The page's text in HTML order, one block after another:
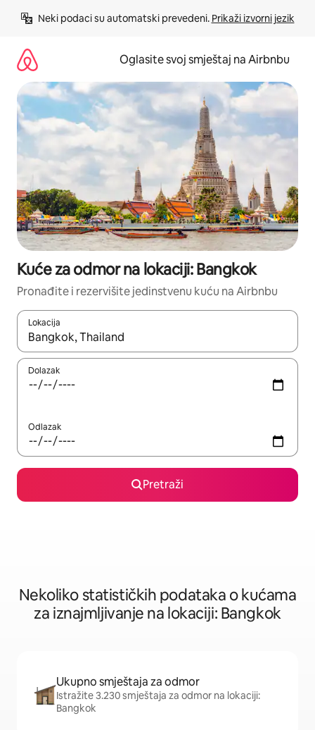
Neki podaci su automatski prevedeni. Prikaži izvorni jezik
Oglasite svoj smještaj na Airbnbu
Kuće za odmor na lokaciji: Bangkok
Pronađite i rezervišite jedinstvenu kuću na Airbnbu
Lokacija
Kad rezultati budu dostupni, krećite se gore i dolje pomoću
Dolazak
Odlazak
Pretraži
Nekoliko statističkih podataka o kućama
za iznajmljivanje na lokaciji: Bangkok
Ukupno smještaja za odmor
Istražite 3.230 smještaja za odmor na lokaciji:
Bangkok